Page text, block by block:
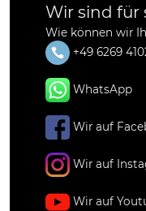
Wir sind für
Wie können wir
+49 6269
WhatsApp
Wir auf
Wir auf
Wir auf